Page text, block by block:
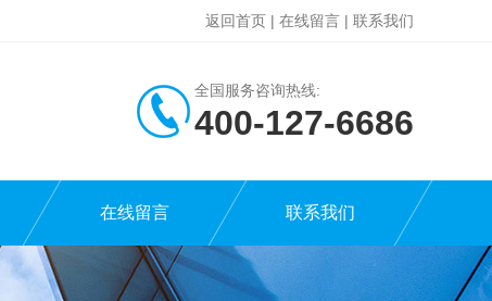
返回首页 | 在线留言 | 联系我们
全国服务咨询热线:
400-127-6686
在线留言 联系我们